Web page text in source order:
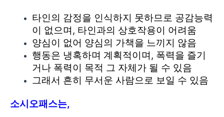
타인의 감정을 인식하지 못하므로 공감능력
이 없으며, 타인과의 상호작용이 어려움
양심이 없어 양심의 가책을 느끼지 않음
행동은 냉혹하며 계획적이며, 폭력을 즐기
거나 폭력이 목적 그 자체가 될 수 있음
그래서 흔히 무서운 사람으로 보일 수 있음
소시오패스는,